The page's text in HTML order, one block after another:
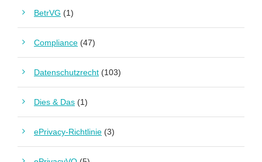
BetrVG (1)
Compliance (47)
Datenschutzrecht (103)
Dies & Das (1)
ePrivacy-Richtlinie (3)